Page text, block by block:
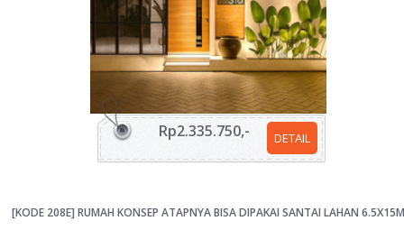
DETAIL
Rp2.335.750,-
[KODE 208E] RUMAH KONSEP ATAPNYA BISA DIPAKAI SANTAI LAHAN 6.5X15M